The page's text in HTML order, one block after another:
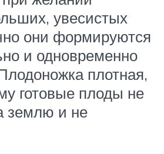
увесистых
они формируются
и одновременно
плотная,
готовые плоды не
землю и не